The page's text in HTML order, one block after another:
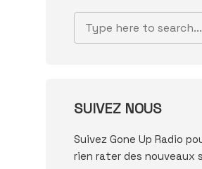
SUIVEZ NOUS
Suivez Gone Up Radio
rien rater des nouveaux